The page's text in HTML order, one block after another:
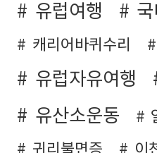
유럽여행
캐리어바퀴수리
유럽자유여행
유산소운동